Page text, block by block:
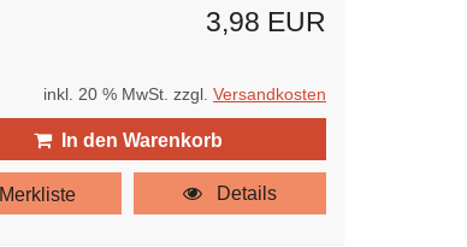
3,98 EUR
inkl. 20 % MwSt. zzgl. Versandkosten
In den Warenkorb
Merkliste Details